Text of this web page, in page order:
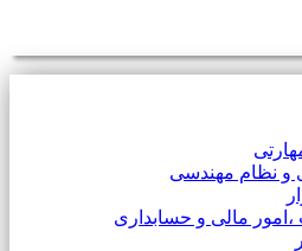
و نظام مهندسی
،امور مالی و حسابداری